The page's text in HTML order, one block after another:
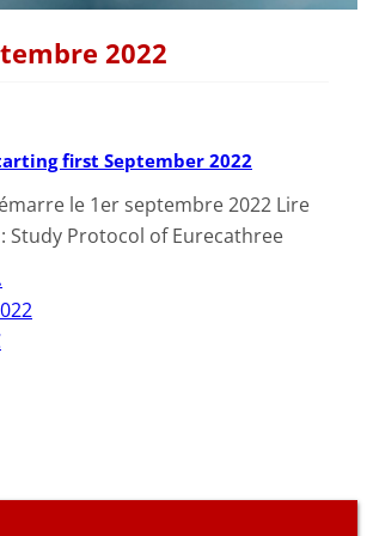
2022
first September 2022
le 1er septembre 2022 Lire
Study Protocol of Eurecathree